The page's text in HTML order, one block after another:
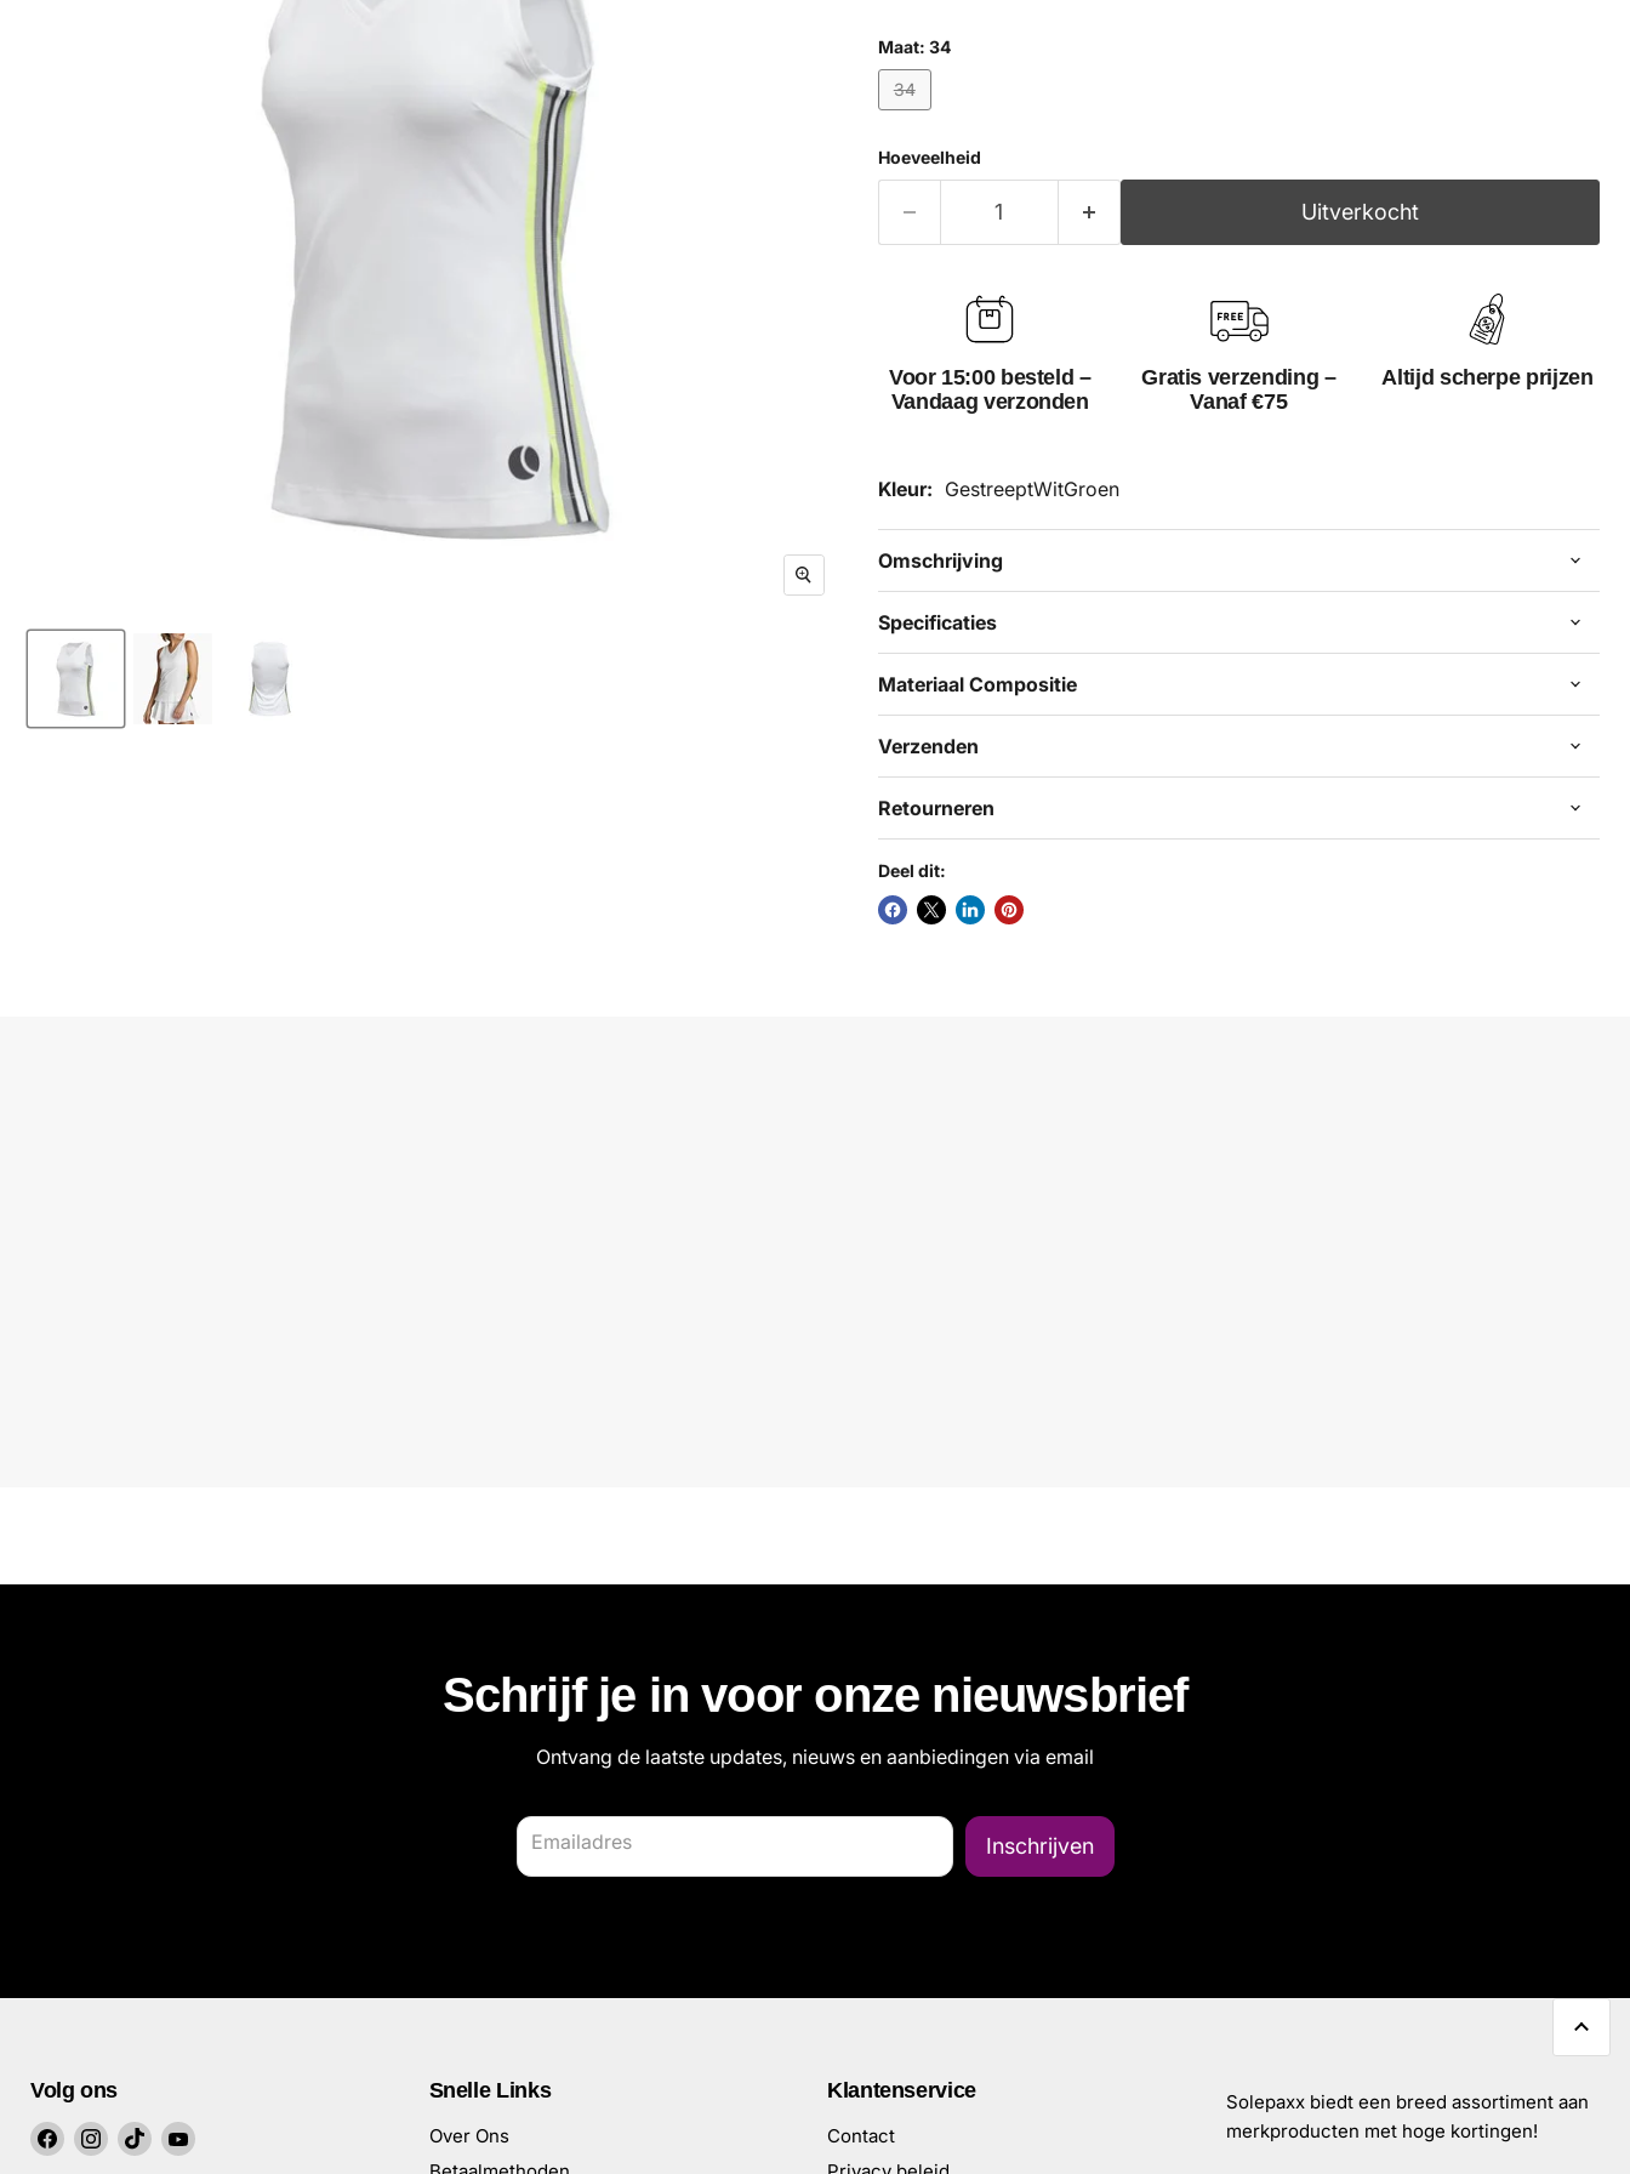
Maat: 34
34
Hoeveelheid
Uitverkocht
Voor 15:00 besteld –
Vandaag verzonden
Gratis verzending –
Vanaf €75
Altijd scherpe prijzen
Kleur: GestreeptWitGroen
Omschrijving
Specificaties
Materiaal Compositie
Verzenden
Retourneren
Deel dit:
Schrijf je in voor onze nieuwsbrief
Ontvang de laatste updates, nieuws en aanbiedingen via email
Emailadres Inschrijven
Volg ons
Vind
ons
Vind
ons
Vind
ons
Vind
Snelle Links
Over Ons
Klantenservice
Contact
Solepaxx biedt een breed assortiment aan
merkproducten met hoge kortingen!